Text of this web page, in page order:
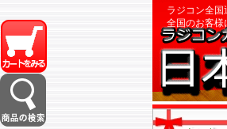
ラジコン全
全国のお客様